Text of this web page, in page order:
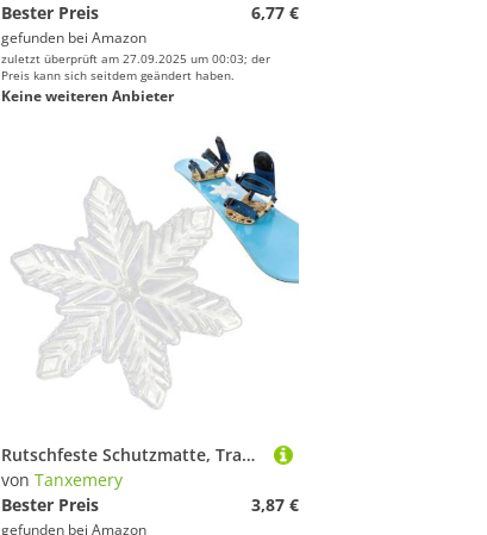
Bester Preis
6,77 €
gefunden bei Amazon
zuletzt überprüft am 27.09.2025 um 00:03; der
Preis kann sich seitdem geändert haben.
Keine weiteren Anbieter
Rutschfeste Schutzmatte, Traktionsmatte für Snowboard | transparente Pedalmatte, erhöhte Anti-Rutsch-Pads für eine optimale Kontrolle des Gripboards, für den SK
von Tanxemery
Bester Preis
3,87 €
gefunden bei Amazon